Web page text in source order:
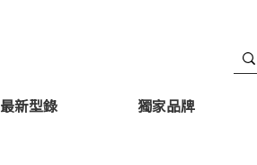
最新型錄 獨家品牌